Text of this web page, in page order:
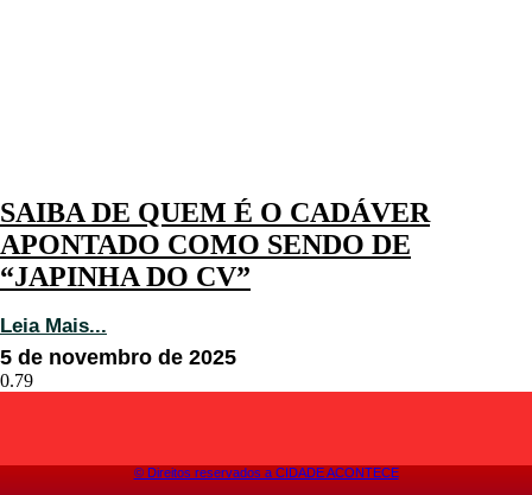
SAIBA DE QUEM É O CADÁVER
APONTADO COMO SENDO DE
“JAPINHA DO CV”
Leia Mais...
5 de novembro de 2025
©️ Direitos reservados a CIDADE ACONTECE